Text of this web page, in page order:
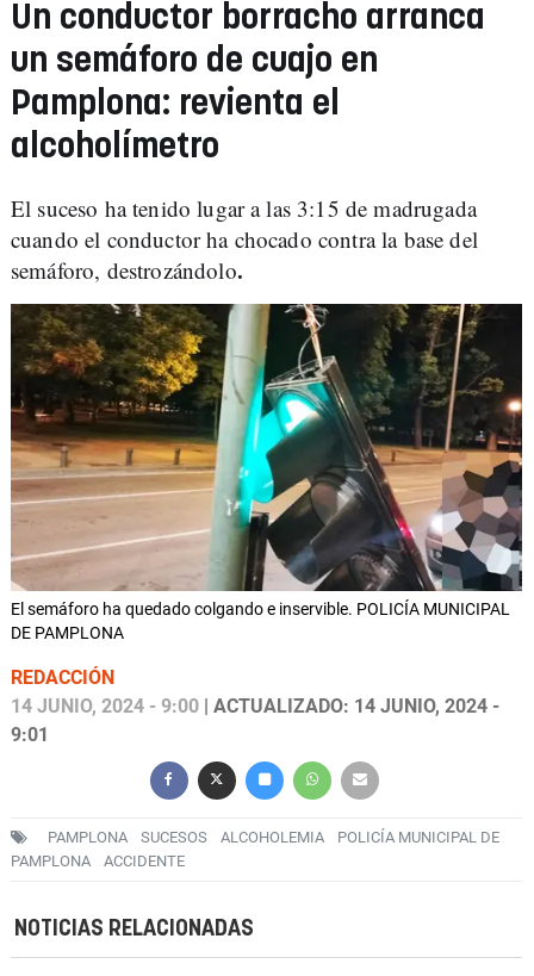
Un conductor borracho arranca
un semáforo de cuajo en
Pamplona: revienta el
alcoholímetro
El suceso ha tenido lugar a las 3:15 de madrugada
cuando el conductor ha chocado contra la base del
semáforo, destrozándolo.
El semáforo ha quedado colgando e inservible. POLICÍA MUNICIPAL
DE PAMPLONA
REDACCIÓN
14 JUNIO, 2024 - 9:00 | ACTUALIZADO: 14 JUNIO, 2024 -
9:01
PAMPLONA SUCESOS ALCOHOLEMIA
POLICÍA MUNICIPAL DE
PAMPLONA
ACCIDENTE
NOTICIAS RELACIONADAS